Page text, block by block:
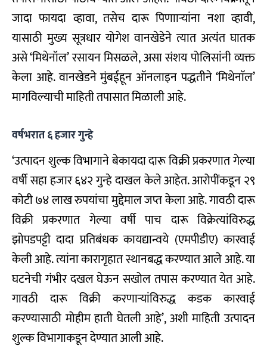
जादा फायदा व्हावा, तसेच दारू पिणााऱ्यांना नशा व्हावी,
यासाठी मुख्य सूत्रधार योगेश वानखेडेने त्यात अत्यंत घातक
असे ‘मिथेनॉल’ रसायन मिसळले, असा संशय पोलिसांनी व्यक्त
केला आहे. वानखेडने मुंबईहून ऑनलाइन पद्धतीने ‘मिथेनाॅल’
मागविल्याची माहिती तपासात मिळाली आहे.
वर्षभरात ६ हजार गुन्हे
‘उत्पादन शुल्क विभागाने बेकायदा दारू विक्री प्रकरणात गेल्या
वर्षी सहा हजार ६४२ गुन्हे दाखल केले आहेत. आरोपींकडून २९
कोटी ७४ लाख रुपयांचा मुद्देमाल जप्त केला आहे. गावठी दारू
विक्री प्रकरणात गेल्या वर्षी पाच दारू विक्रेत्यांविरुद्ध
झोपडपट्टी दादा प्रतिबंधक कायद्यान्वये (एमपीडीए) कारवाई
केली आहे. त्यांना कारागृहात स्थानबद्ध करण्यात आले आहे. या
घटनेची गंभीर दखल घेऊन सखोल तपास करण्यात येत आहे.
गावठी दारू विक्री करणाऱ्यांविरुद्ध कडक कारवाई
करण्यासाठी मोहीम हाती घेतली आहे’, अशी माहिती उत्पादन
शुल्क विभागाकडून देण्यात आली आहे.